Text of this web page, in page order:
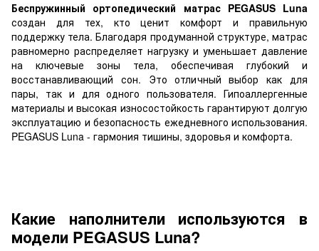
Беспружинный ортопедический матрас PEGASUS Luna
создан для тех, кто ценит комфорт и правильную
поддержку тела. Благодаря продуманной структуре, матрас
равномерно распределяет нагрузку и уменьшает давление
на ключевые зоны тела, обеспечивая глубокий и
восстанавливающий сон. Это отличный выбор как для
пары, так и для одного пользователя. Гипоаллергенные
материалы и высокая износостойкость гарантируют долгую
эксплуатацию и безопасность ежедневного использования.
PEGASUS Luna - гармония тишины, здоровья и комфорта.
Какие наполнители используются в
модели PEGASUS Luna?